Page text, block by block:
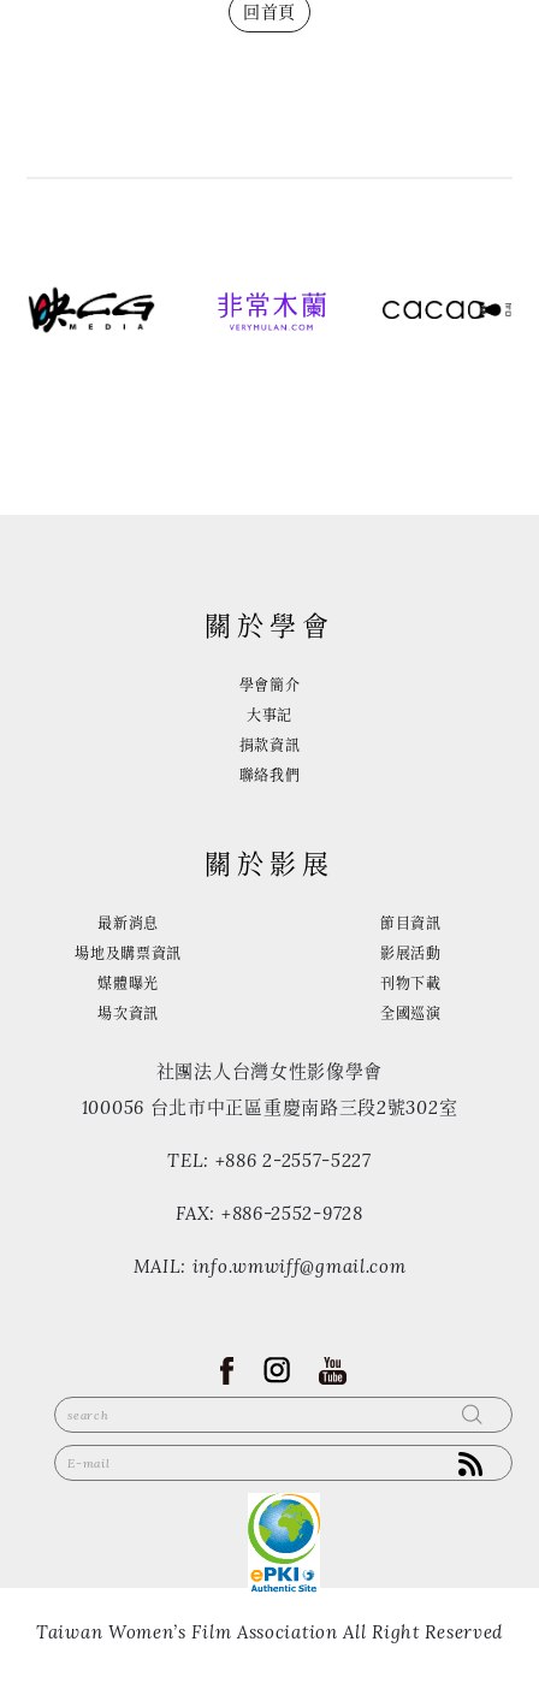
回首頁
關於學會
學會簡介
大事記
捐款資訊
聯絡我們
關於影展
最新消息
節目資訊
場地及購票資訊
影展活動
媒體曝光
刊物下載
場次資訊
全國巡演
社團法人台灣女性影像學會
100056 台北市中正區重慶南路三段2號302室
TEL: +886 2-2557-5227
FAX: +886-2552-9728
MAIL: info.wmwiff@gmail.com
Taiwan Women’s Film Association All Right Reserved